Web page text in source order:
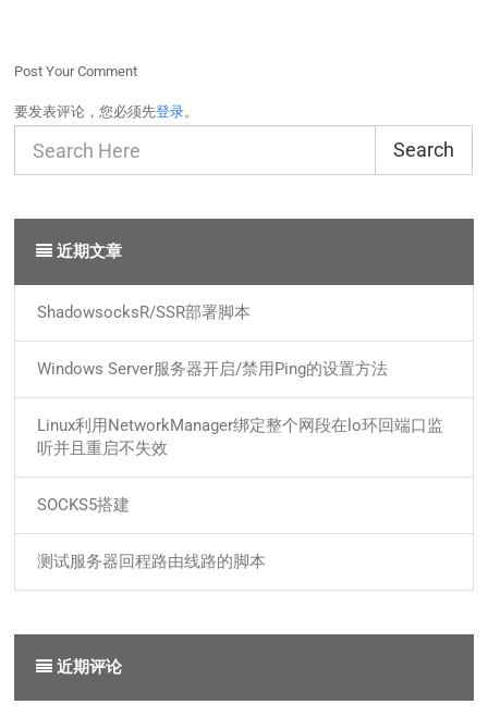
Post Your Comment
要发表评论，您必须先登录。
Search
近期文章
ShadowsocksR/SSR部署脚本
Windows Server服务器开启/禁用Ping的设置方法
Linux利用NetworkManager绑定整个网段在lo环回端口监
听并且重启不失效
SOCKS5搭建
测试服务器回程路由线路的脚本
近期评论